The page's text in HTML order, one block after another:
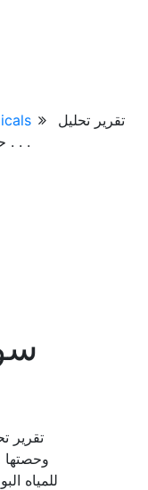
تقرير تحليل
حجم سوق حلول الترشيح الفائق للمياه وح . . .
تقرير
وحصتها
للمياه